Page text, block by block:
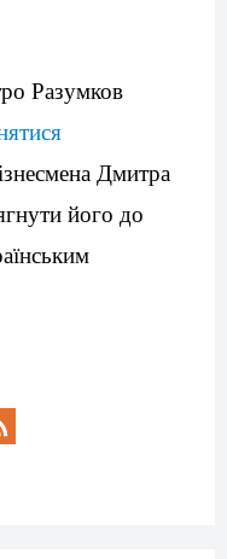
Разумков
Дмитра
його до